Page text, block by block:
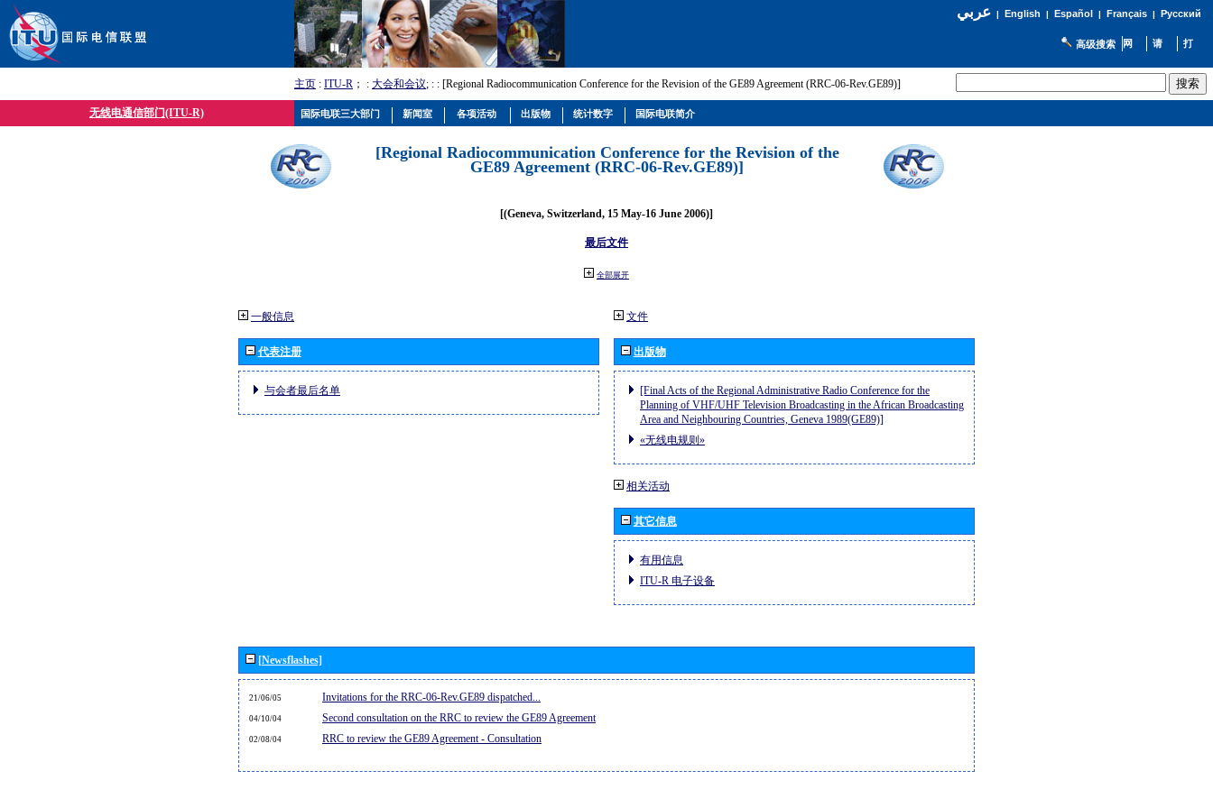
عربي| English | Español | Français| Русский
高级搜索
主页 : ITU-R ； : 大会和会议; : : [Regional Radiocommunication Conference for the Revision of the GE89 Agreement (RRC-06-Rev.GE89)]
无线电通信部门(ITU-R)
[Regional Radiocommunication Conference for the Revision of the
GE89 Agreement (RRC-06-Rev.GE89)]
[(Geneva, Switzerland, 15 May-16 June 2006)]
最后文件
全部展开
一般信息
代表注册
与会者最后名单
文件
出版物
[Final Acts of the Regional Administrative Radio Conference for the
Planning of VHF/UHF Television Broadcasting in the African Broadcasting
Area and Neighbouring Countries, Geneva 1989(GE89)]
«无线电规则»
相关活动
其它信息
有用信息
ITU-R 电子设备
[Newsflashes]
21/06/05 Invitations for the RRC-06-Rev.GE89 dispatched...
04/10/04 Second consultation on the RRC to review the GE89 Agreement
02/08/04 RRC to review the GE89 Agreement - Consultation
国际电联三大部门 新闻室 各项活动 出版物 统计数字 国际电联简介